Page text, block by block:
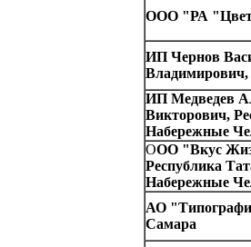
ООО "РА
ИП Чернов
Владимирович,
ИП Медведев
Викторович,
Набережные
ООО "Вкус
Республика
Набережные
АО
Самара